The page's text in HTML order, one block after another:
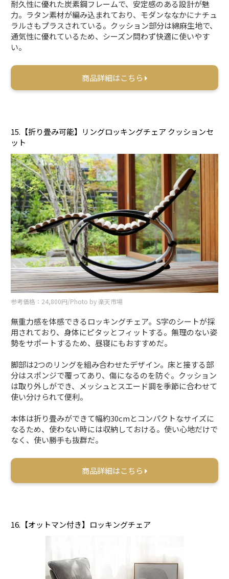
耐久性に優れた炭素鋼フレームで、安定感のある設計が魅
力。ラタン素材が編み込まれており、モダンななかにナチュ
ラルさもプラスされている。クッション部分は綿麻生地で、
通気性に優れているため、シーズン問わず快適に使いやす
い。
商品詳細はこちら
15.【折り畳み可能】リングロッキングチェア クッションセ
ット
参考価格：24,800円/Photo by 楽天市場
無重力感を体感できるロッキングチェア。S字のシートが採
用されており、身体にピタッとフィットする。無理のない姿
勢をサポートするため、昼寝にもおすすめだ。
脚部は2つのリングを組み合わせたデザイン。床と接する部
分はスポンジで覆ってあり、傷になるのを防ぐ。クッション
は取り外しができ、メッシュとスエード調を季節に合わせて
使い分けられて便利。
本体は折り畳みができて幅約30cmとコンパクトなサイズに
なるため、使わない時には収納しておける。使い心地だけで
なく、使い勝手も抜群だ。
商品詳細はこちら
16.【オットマン付き】ロッキングチェア